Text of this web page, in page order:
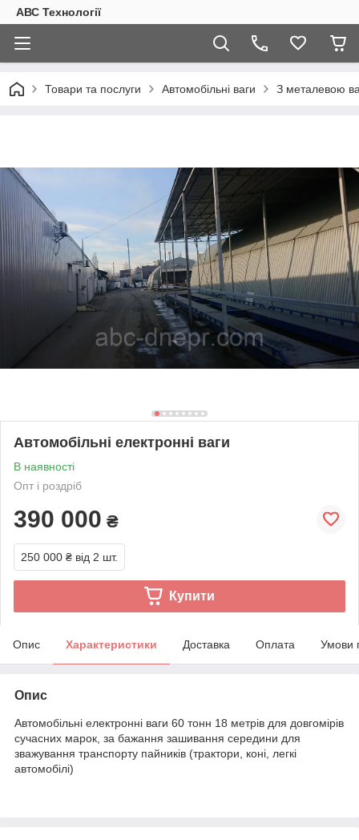
АВС Технології
Товари та послуги Автомобільні ваги З металевою
Автомобільні електронні ваги
В наявності
Опт і роздріб
390 000 ₴
250 000 ₴ від 2 шт.
Купити
Опис Характеристики Доставка Оплата Умови
Опис
Автомобільні електронні ваги 60 тонн 18 метрів для довгомірів
сучасних марок, за бажання зашивання середини для
зважування транспорту пайників (трактори, коні, легкі
автомобілі)